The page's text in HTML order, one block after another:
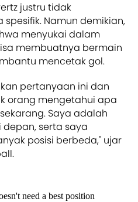
justru tidak
Namun demikian,
menyukai dalam
membuatnya bermain
mencetak gol.
pertanyaan ini dan
orang mengetahui apa
Saya adalah
serta saya
posisi berbeda," ujar
need a best position